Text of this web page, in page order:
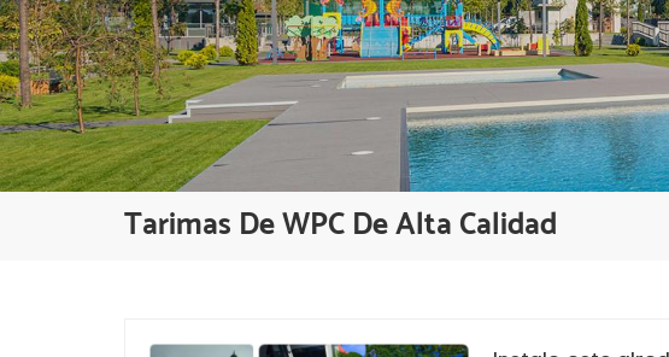
Tarimas De WPC De Alta Calidad